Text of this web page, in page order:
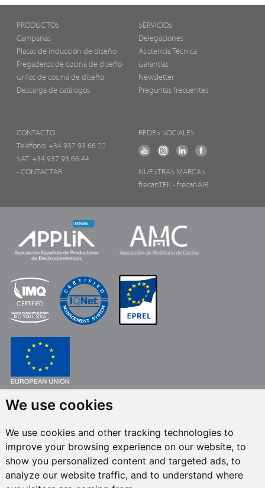
We use cookies
We use cookies and other tracking technologies to
improve your browsing experience on our website, to
show you personalized content and targeted ads, to
analyze our website traffic, and to understand where
PRODUCTOS
Campanas
Placas de inducción de diseño
Fregaderos de cocina de diseño
Grifos de cocina de diseño
Descarga de catálogos
SERVICIOS
Delegaciones
Asistencia Técnica
Garantías
Newsletter
Preguntas frecuentes
CONTACTO
Teléfono: +34 937 93 66 22
SAT: +34 937 93 66 44
- CONTACTAR
REDES SOCIALES
NUESTRAS MARCAS
frecanTEK - frecanAIR
FONDO EUROPEO DE DESARROLLO REGIONAL
FRECAN S.L.U.en el marco del Programa ICEX Next, ha contado con el apoyo
de ICEX y con la cofinanciación del fondo europeo FEDER. La finalidad de
este apoyo es contribuir al desarrollo internacional de la empresa y de su
entorno.